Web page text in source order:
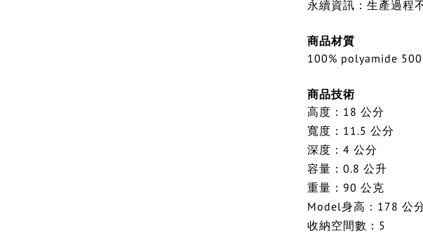
永續資訊：生產過程
商品材質
100% polyamide
商品技術
高度：18 公分
寬度：11.5 公分
深度：4 公分
容量：0.8 公升
重量：90 公克
Model身高：178 公
收納空間數：5